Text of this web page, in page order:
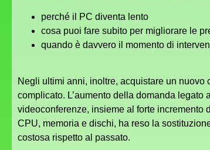
perché il PC diventa lento
cosa puoi fare subito per migliorare le
quando è davvero il momento di
Negli ultimi anni, inoltre, acquistare un nuovo
complicato. L’aumento della domanda legato
videoconferenze, insieme al forte incremento
CPU, memoria e dischi, ha reso la
costosa rispetto al passato.